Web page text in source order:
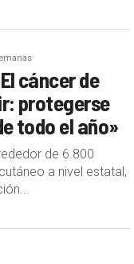
cáncer de
protegerse
todo el año»
de 6.800
a nivel estatal,